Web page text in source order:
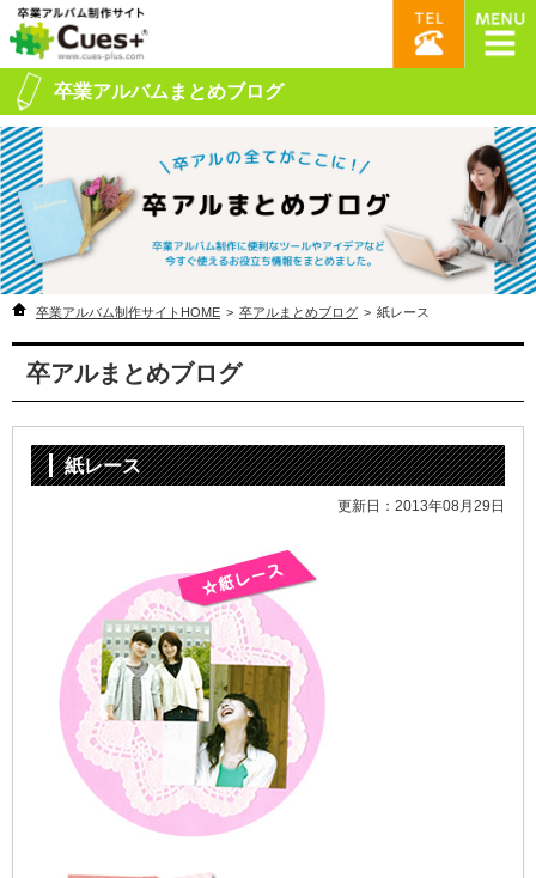
卒業アルバムまとめブログ
卒業アルバム制作サイトHOME > 卒アルまとめブログ > 紙レース
卒アルまとめブログ
紙レース
更新日：2013年08月29日